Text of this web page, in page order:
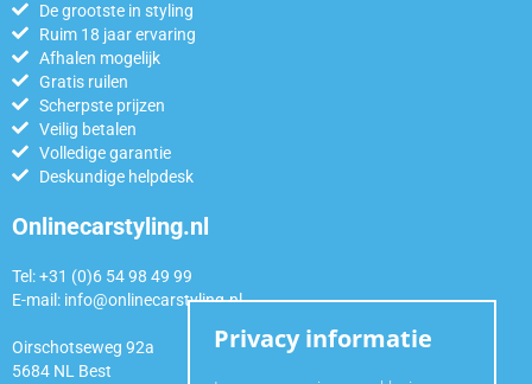
De grootste in styling
Ruim 18 jaar ervaring
Afhalen mogelijk
Gratis ruilen
Scherpste prijzen
Veilig betalen
Volledige garantie
Deskundige helpdesk
Onlinecarstyling.nl
Tel: +31 (0)6 54 98 49 99
E-mail: info@onlinecarstyling.nl
Oirschotseweg 92a
5684 NL Best
Privacy informatie